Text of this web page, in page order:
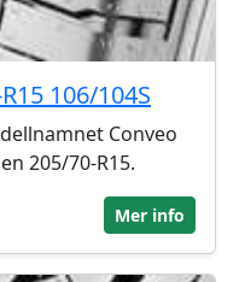
106/104S
Conveo
205/70-R15.
Mer info